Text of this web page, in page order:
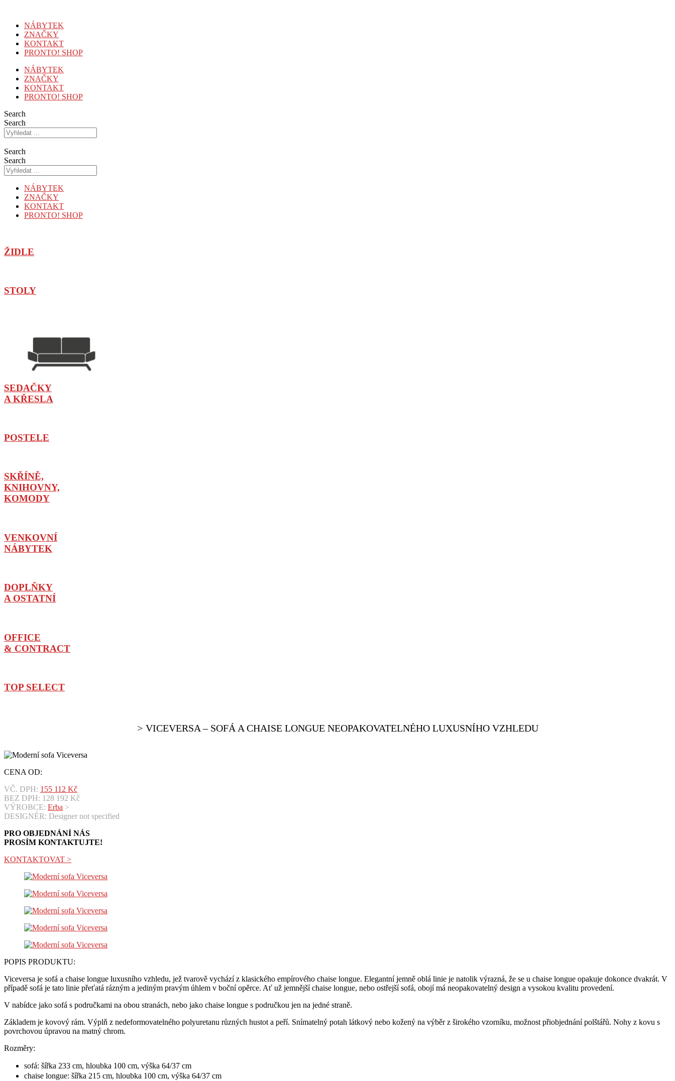
obsahuNÁBYTEK
ZNAČKY
KONTAKT
PRONTO! SHOP
NÁBYTEK
ZNAČKY
KONTAKT
PRONTO! SHOP
Search
Search
Search
Search
NÁBYTEK
ZNAČKY
KONTAKT
PRONTO! SHOP
ŽIDLE
STOLY
SEDAČKY
A KŘESLA
POSTELE
SKŘÍNĚ,
KNIHOVNY,
KOMODY
VENKOVNÍ
NÁBYTEK
DOPLŇKY
A OSTATNÍ
OFFICE
& CONTRACT
TOP SELECT
VICEVERSA – SOFÁ A CHAISE LONGUE NEOPAKOVATELNÉHO LUXUSNÍHO VZHLEDU
CENA OD:
VČ. DPH: 155 112 Kč
BEZ DPH: 128 192 Kč
VÝROBCE: Erba >
DESIGNÉR: Designer not specified
PRO OBJEDNÁNÍ NÁS
PROSÍM KONTAKTUJTE!
KONTAKTOVAT >
POPIS PRODUKTU:
Viceversa je sofá a chaise longue luxusního vzhledu, jež tvarově vychází z klasického empírového chaise longue. Elegantní jemně oblá linie je natolik výrazná, že se u chaise longue opakuje dokonce dvakrát. V
případě sofá je tato linie přeťatá rázným a jediným pravým úhlem v boční opěrce. Ať už jemnější chaise longue, nebo ostřejší sofá, obojí má neopakovatelný design a vysokou kvalitu provedení.
V nabídce jako sofá s područkami na obou stranách, nebo jako chaise longue s područkou jen na jedné straně.
Základem je kovový rám. Výplň z nedeformovatelného polyuretanu různých hustot a peří. Snímatelný potah látkový nebo kožený na výběr z širokého vzorníku, možnost přiobjednání polštářů. Nohy z kovu s
povrchovou úpravou na matný chrom.
Rozměry:
sofá: šířka 233 cm, hloubka 100 cm, výška 64/37 cm
chaise longue: šířka 215 cm, hloubka 100 cm, výška 64/37 cm